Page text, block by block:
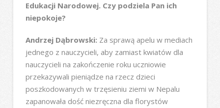
Edukacji Narodowej. Czy podziela Pan ich
niepokoje?
Andrzej Dąbrowski: Za sprawą apelu w mediach
jednego z nauczycieli, aby zamiast kwiatów dla
nauczycieli na zakończenie roku uczniowie
przekazywali pieniądze na rzecz dzieci
poszkodowanych w trzęsieniu ziemi w Nepalu
zapanowała dość niezręczna dla florystów